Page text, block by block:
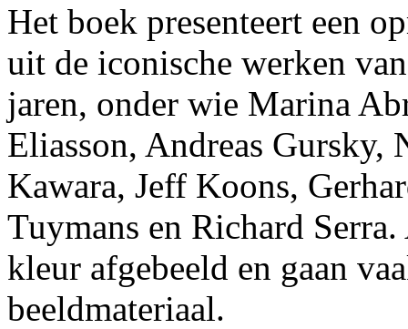
Het boek presenteert een
uit de iconische werken
jaren, onder wie Marina
Eliasson, Andreas
Kawara, Jeff Koons,
Tuymans en Richard
kleur afgebeeld en gaan
beeldmateriaal.